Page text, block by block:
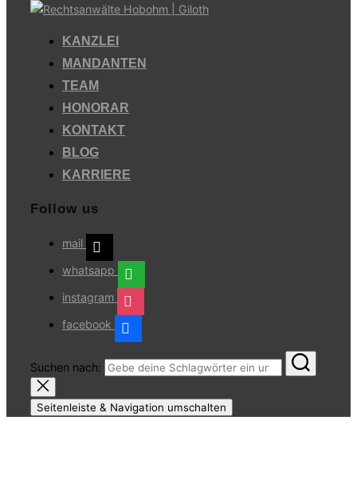
KANZLEI
MANDANTEN
TEAM
HONORAR
KONTAKT
BLOG
KARRIERE
Follow us
mail
whatsapp
instagram
facebook
Suchen nach:
Seitenleiste & Navigation umschalten